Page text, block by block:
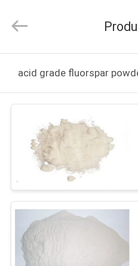
CASA
PRODUCTOS
VÍDEOS
SOBRE
NOSOTROS
Imp.&Exp.Co.,Ltd.
acid grade fluorspar